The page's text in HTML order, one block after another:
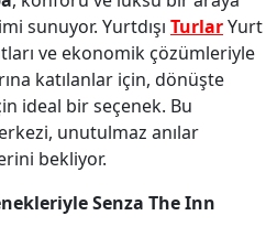
sunuyor. Yurtdışı TurlarYurt
ve ekonomik çözümleriyle
katılanlar için, dönüşte
ideal bir seçenek. Bu
unutulmaz anılar
bekliyor.
Senza The Inn